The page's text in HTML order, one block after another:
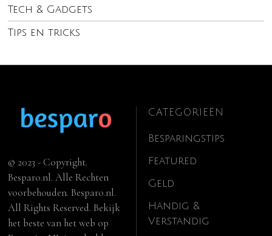
Tech & Gadgets
Tips en tricks
© 2023 - Copyright.
Besparo.nl. Alle Rechten
voorbehouden. Besparo.nl.
All Rights Reserved. Bekijk
het beste van het web op
CATEGORIEËN
Besparingstips
Featured
Geld
Handig &
Verstandig